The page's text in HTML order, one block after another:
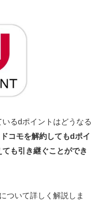
いるdポイントはどうなる
ドコモを解約してもdポイ
ても引き継ぐことができ
ついて詳しく解説しま